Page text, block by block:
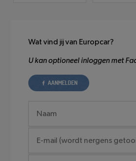
Wat vind jij van Europcar?
U kan optioneel inloggen met
AANMELDEN